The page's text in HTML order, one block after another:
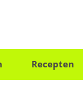
Recepten